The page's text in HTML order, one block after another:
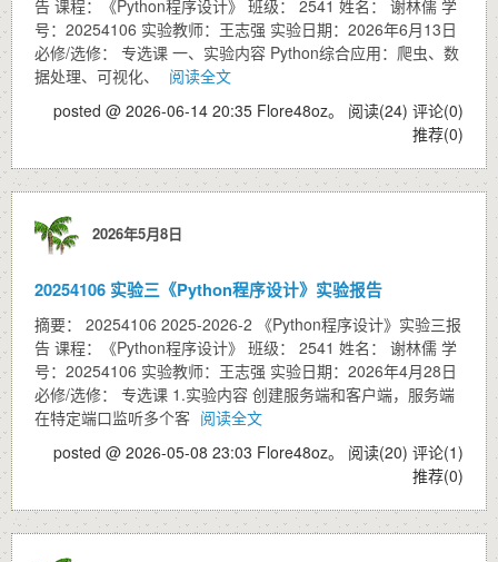
告 课程：《Python程序设计》 班级： 2541 姓名： 谢林儒 学
号：20254106 实验教师：王志强 实验日期：2026年6月13日
必修/选修： 专选课 一、实验内容 Python综合应用：爬虫、数
据处理、可视化、
阅读全文
posted @ 2026-06-14 20:35 Flore48oz。 阅读(24) 评论(0)
推荐(0)
2026年5月8日
20254106 实验三《Python程序设计》实验报告
摘要： 20254106 2025-2026-2 《Python程序设计》实验三报
告 课程：《Python程序设计》 班级： 2541 姓名： 谢林儒 学
号：20254106 实验教师：王志强 实验日期：2026年4月28日
必修/选修： 专选课 1.实验内容 创建服务端和客户端，服务端
在特定端口监听多个客 阅读全文
posted @ 2026-05-08 23:03 Flore48oz。 阅读(20) 评论(1)
推荐(0)